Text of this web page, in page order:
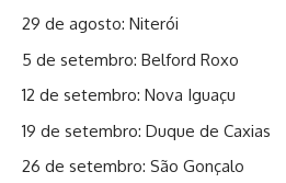
29 de agosto: Niterói
5 de setembro: Belford Roxo
12 de setembro: Nova Iguaçu
19 de setembro: Duque de Caxias
26 de setembro: São Gonçalo